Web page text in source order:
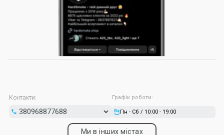
Контакти: Графік роботи:
Пн - Сб / 10:00 - 19:00
Ми в інших містах